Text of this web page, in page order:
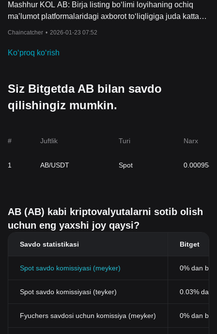
Mashhur KOL AB: Birja listing bo‘limi loyihaning ochiq
ma’lumot platformalaridagi axborot to‘liqligiga juda katta
Chaincatcher • 2026-01-23 07:52
Koʻproq koʻrish
Siz Bitgetda AB bilan savdo
qilishingiz mumkin.
# Juftlik Turi Narx
1 AB/USDT Spot 0.000954
AB (AB) kabi kriptovalyutalarni sotib olish
uchun eng yaxshi joy qaysi?
Savdo statistikasi Bitget
Spot savdo komissiyasi (meyker) 0% dan
Spot savdo komissiyasi (teyker) 0.03% dan
Fyuchers savdosi uchun komissiya (meyker) 0% dan